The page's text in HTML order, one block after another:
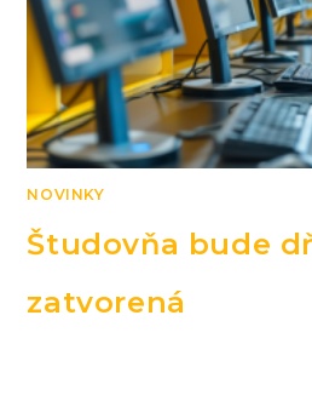
NOVINKY
Študovňa bude
zatvorená